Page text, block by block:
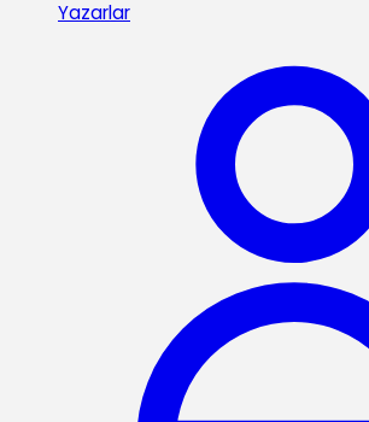
Yazarlar